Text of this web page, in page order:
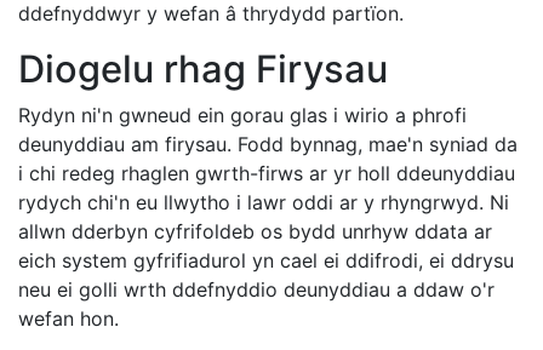
ddefnyddwyr y wefan â thrydydd partïon.
Diogelu rhag Firysau
Rydyn ni'n gwneud ein gorau glas i wirio a phrofi
deunyddiau am firysau. Fodd bynnag, mae'n syniad da
i chi redeg rhaglen gwrth-firws ar yr holl ddeunyddiau
rydych chi'n eu llwytho i lawr oddi ar y rhyngrwyd. Ni
allwn dderbyn cyfrifoldeb os bydd unrhyw ddata ar
eich system gyfrifiadurol yn cael ei ddifrodi, ei ddrysu
neu ei golli wrth ddefnyddio deunyddiau a ddaw o'r
wefan hon.